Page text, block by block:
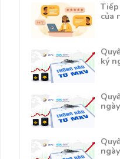
của
ký